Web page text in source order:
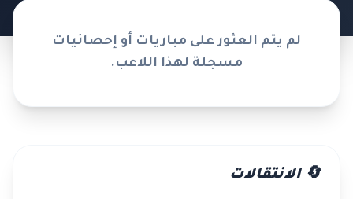
لم يتم العثور على مباريات أو إحصائيات
مسجلة لهذا اللاعب.
🔄 الانتقالات